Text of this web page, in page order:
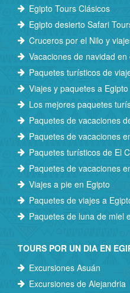
Egipto Tours Clásicos
Egipto desierto Safari
Cruceros por el Nilo y
Vacaciones de navidad en
Paquetes turísticos de
Viajes y paquetes a Egipto
Los mejores paquetes
Paquetes de vacaciones
Paquetes de vacaciones
Paquetes turísticos de El
Paquetes de vacaciones
Viajes a pie en Egipto
Paquetes de viajes a
Paquetes de luna de miel
TOURS POR UN DIA EN
Excursiones Asuán
Excursiones de Alejandria